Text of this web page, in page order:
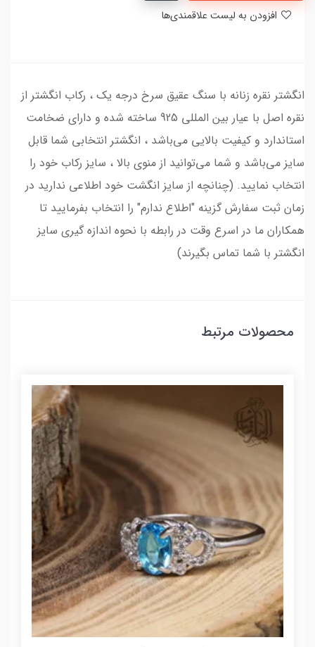
انگشتر نقره زنانه با سنگ عقیق سرخ درجه یک ، رکاب انگشتر از
نقره اصل با عیار بین المللی 925 ساخته شده و دارای ضخامت
استاندارد و کیفیت بالایی می‌باشد ، انگشتر انتخابی شما قابل
سایز می‌باشد و شما می‌توانید از منوی بالا ، سایز رکاب خود را
انتخاب نمایید. (چنانچه از سایز انگشت خود اطلاعی ندارید در
زمان ثبت سفارش گزینه "اطلاع ندارم" را انتخاب بفرمایید تا
همکاران ما در اسرع وقت در رابطه با نحوه اندازه گیری سایز
انگشتر با شما تماس بگیرند)
محصولات مرتبط